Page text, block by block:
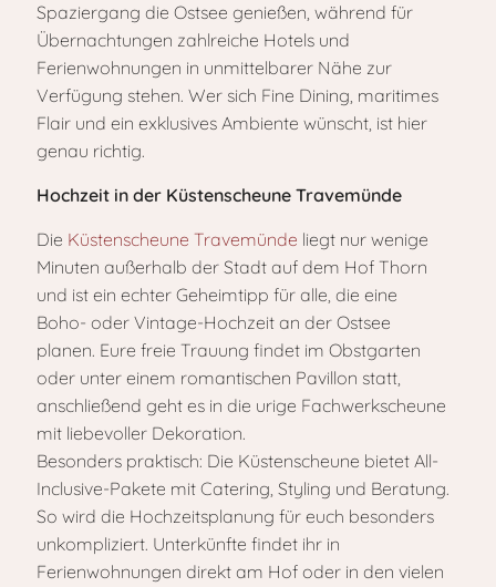
Spaziergang die Ostsee genießen, während für
Übernachtungen zahlreiche Hotels und
Ferienwohnungen in unmittelbarer Nähe zur
Verfügung stehen. Wer sich Fine Dining, maritimes
Flair und ein exklusives Ambiente wünscht, ist hier
genau richtig.
Hochzeit in der Küstenscheune Travemünde
Die Küstenscheune Travemünde liegt nur wenige
Minuten außerhalb der Stadt auf dem Hof Thorn
und ist ein echter Geheimtipp für alle, die eine
Boho- oder Vintage-Hochzeit an der Ostsee
planen. Eure freie Trauung findet im Obstgarten
oder unter einem romantischen Pavillon statt,
anschließend geht es in die urige Fachwerkscheune
mit liebevoller Dekoration.
Besonders praktisch: Die Küstenscheune bietet All-
Inclusive-Pakete mit Catering, Styling und Beratung.
So wird die Hochzeitsplanung für euch besonders
unkompliziert. Unterkünfte findet ihr in
Ferienwohnungen direkt am Hof oder in den vielen